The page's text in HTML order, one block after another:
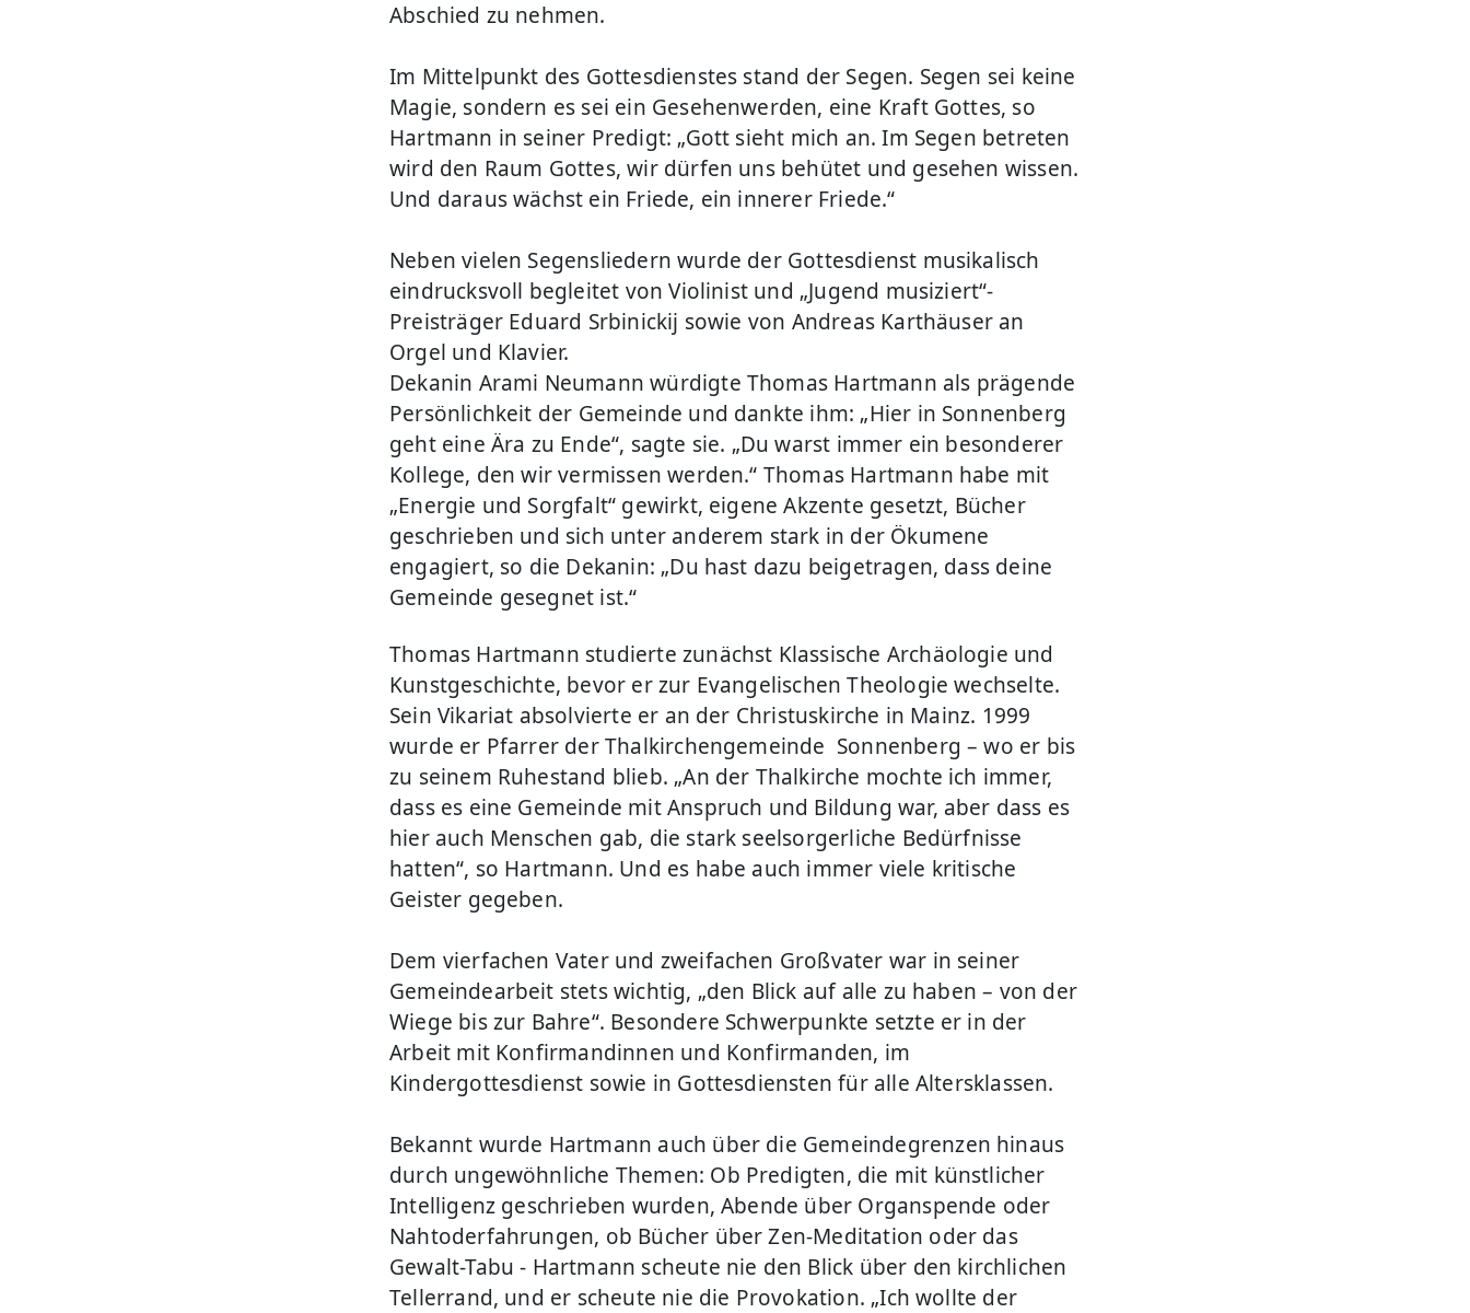
Abschied zu nehmen.
Im Mittelpunkt des Gottesdienstes stand der Segen. Segen sei keine
Magie, sondern es sei ein Gesehenwerden, eine Kraft Gottes, so
Hartmann in seiner Predigt: „Gott sieht mich an. Im Segen betreten
wird den Raum Gottes, wir dürfen uns behütet und gesehen wissen.
Und daraus wächst ein Friede, ein innerer Friede.“
Neben vielen Segensliedern wurde der Gottesdienst musikalisch
eindrucksvoll begleitet von Violinist und „Jugend musiziert“-
Preisträger Eduard Srbinickij sowie von Andreas Karthäuser an
Orgel und Klavier.
Dekanin Arami Neumann würdigte Thomas Hartmann als prägende
Persönlichkeit der Gemeinde und dankte ihm: „Hier in Sonnenberg
geht eine Ära zu Ende“, sagte sie. „Du warst immer ein besonderer
Kollege, den wir vermissen werden.“ Thomas Hartmann habe mit
„Energie und Sorgfalt“ gewirkt, eigene Akzente gesetzt, Bücher
geschrieben und sich unter anderem stark in der Ökumene
engagiert, so die Dekanin: „Du hast dazu beigetragen, dass deine
Gemeinde gesegnet ist.“
Thomas Hartmann studierte zunächst Klassische Archäologie und
Kunstgeschichte, bevor er zur Evangelischen Theologie wechselte.
Sein Vikariat absolvierte er an der Christuskirche in Mainz. 1999
wurde er Pfarrer der Thalkirchengemeinde Sonnenberg – wo er bis
zu seinem Ruhestand blieb. „An der Thalkirche mochte ich immer,
dass es eine Gemeinde mit Anspruch und Bildung war, aber dass es
hier auch Menschen gab, die stark seelsorgerliche Bedürfnisse
hatten“, so Hartmann. Und es habe auch immer viele kritische
Geister gegeben.
Dem vierfachen Vater und zweifachen Großvater war in seiner
Gemeindearbeit stets wichtig, „den Blick auf alle zu haben – von der
Wiege bis zur Bahre“. Besondere Schwerpunkte setzte er in der
Arbeit mit Konfirmandinnen und Konfirmanden, im
Kindergottesdienst sowie in Gottesdiensten für alle Altersklassen.
Bekannt wurde Hartmann auch über die Gemeindegrenzen hinaus
durch ungewöhnliche Themen: Ob Predigten, die mit künstlicher
Intelligenz geschrieben wurden, Abende über Organspende oder
Nahtoderfahrungen, ob Bücher über Zen-Meditation oder das
Gewalt-Tabu - Hartmann scheute nie den Blick über den kirchlichen
Tellerrand, und er scheute nie die Provokation. „Ich wollte der